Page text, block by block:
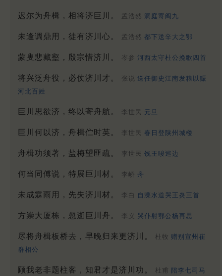
迟尔为舟楫，相将济巨川。 孟浩然 洞庭寄阎九
未逢调鼎用，徒有济川心。 孟浩然 都下送辛大之鄂
蒙叟悲藏壑，殷宗惜济川。 岑参 河西太守杜公挽歌四首
将兴泛舟役，必仗济川才。 张说 送任御史江南发粮以赈
河北百姓
巨川思欲济，终以寄舟航。 李世民 元旦
巨川何以济，舟楫伫时英。 李世民 春日登陕州城楼
舟楫功须著，盐梅望匪疏。 李世民 饯王晙巡边
何当同傅说，特展巨川材。 李峤 舟
未成霖雨用，先失济川材。 李白 自溧水道哭王炎三首
方崇大厦栋，忽逝巨川舟。 李义 哭仆射鄂公杨再思
尽将舟楫板桥去，早晚归来更济川。 杜牧 赠别宣州崔
群相公
顾我老非题柱客，知君才是济川功。 杜甫 陪李七司马